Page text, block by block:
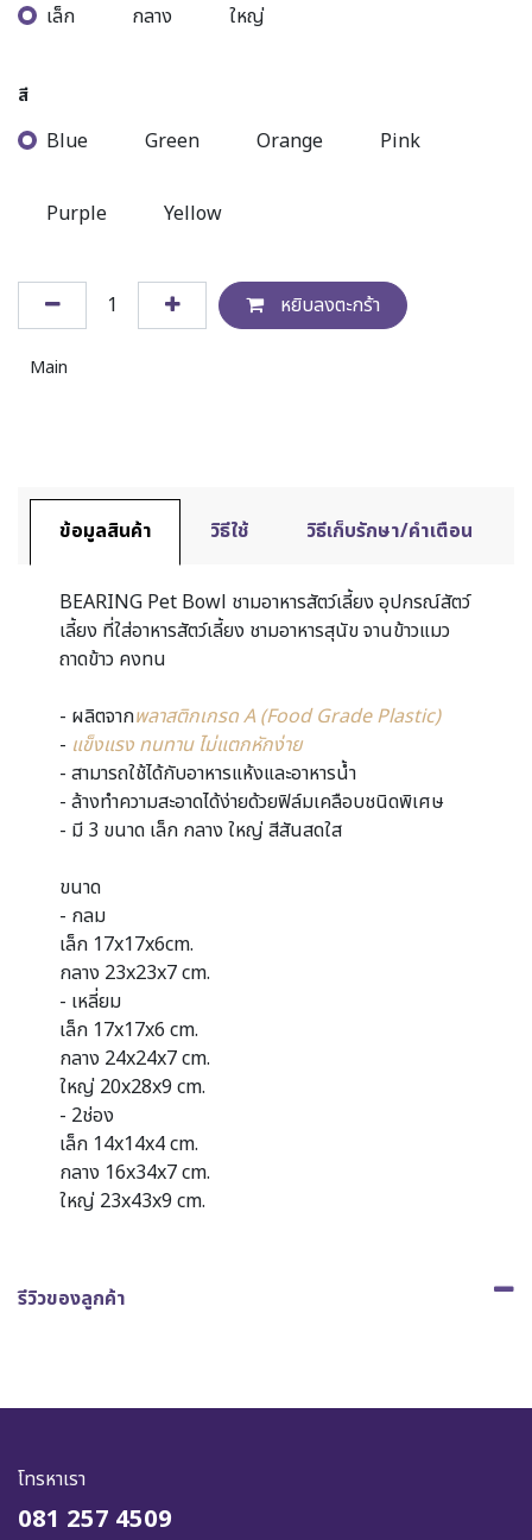
เล็ก กลาง ใหญ่
สี
Blue Green Orange Pink
Purple Yellow
หยิบลงตะกร้า
Main
ข้อมูลสินค้า วิธีใช้ วิธีเก็บรักษา/คำเตือน
BEARING Pet Bowl ชามอาหารสัตว์เลี้ยง อุปกรณ์สัตว์
เลี้ยง ที่ใส่อาหารสัตว์เลี้ยง ชามอาหารสุนัข จานข้าวแมว
ถาดข้าว คงทน
- ผลิตจากพลาสติกเกรด A (Food Grade Plastic)
- แข็งแรง ทนทาน ไม่แตกหักง่าย
- สามารถใช้ได้กับอาหารแห้งและอาหารน้ำ
- ล้างทำความสะอาดได้ง่ายด้วยฟิล์มเคลือบชนิดพิเศษ
- มี 3 ขนาด เล็ก กลาง ใหญ่ สีสันสดใส
ขนาด
- กลม
เล็ก 17x17x6cm.
กลาง 23x23x7 cm.
- เหลี่ยม
เล็ก 17x17x6 cm.
กลาง 24x24x7 cm.
ใหญ่ 20x28x9 cm.
- 2ช่อง
เล็ก 14x14x4 cm.
กลาง 16x34x7 cm.
ใหญ่ 23x43x9 cm.
รีวิวของลูกค้า
โทรหาเรา
081 257 4509